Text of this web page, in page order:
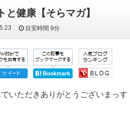
と健康【そらマガ】
目安時間9分
いただきありがとうございまっす